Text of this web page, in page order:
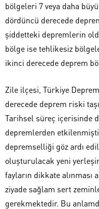
bölgeleri 7 veya daha
dördüncü derecede
şiddetteki depremlerin
bölge ise tehlikesiz
ikinci derecede deprem
Zile ilçesi, Türkiye
derecede deprem riski
Tarihsel süreç içerisinde
depremlerden
depremselliği göz ardı
oluşturulacak yeni
fayların dikkate alınması
ziyade sağlam sert
gerekmektedir. Bu